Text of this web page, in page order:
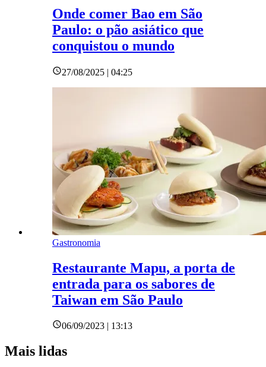
Onde comer Bao em São
Paulo: o pão asiático que
conquistou o mundo
27/08/2025 | 04:25
Gastronomia
Restaurante Mapu, a porta de
entrada para os sabores de
Taiwan em São Paulo
06/09/2023 | 13:13
Mais lidas